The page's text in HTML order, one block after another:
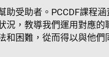
助受助者。PCCDF課程
況，教導我們運用對應的
和困難，從而得以與他們